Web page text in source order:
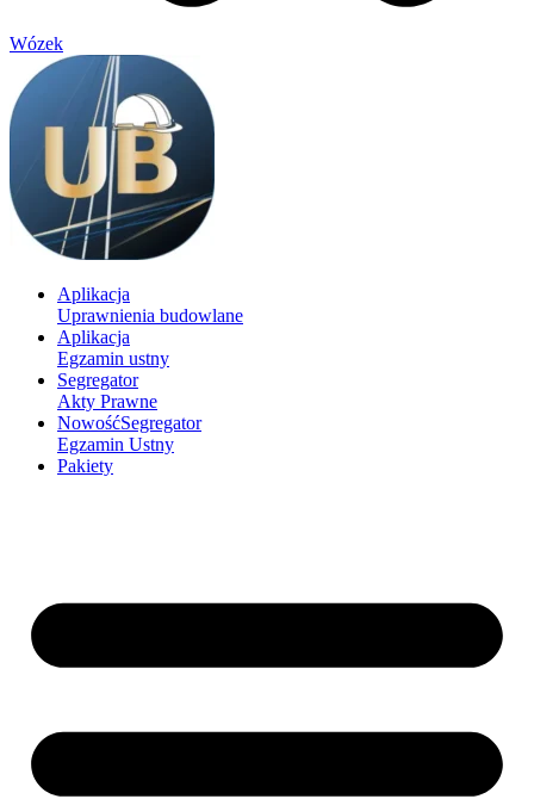
Wózek
Aplikacja
Uprawnienia budowlane
Aplikacja
Egzamin ustny
Segregator
Akty Prawne
NowośćSegregator
Egzamin Ustny
Pakiety